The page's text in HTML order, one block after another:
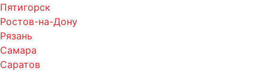
Пятигорск
Ростов-на-Дону
Рязань
Самара
Саратов